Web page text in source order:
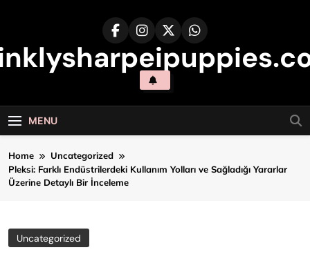
MENU
Home
Uncategorized
Pleksi: Farklı Endüstrilerdeki Kullanım Yolları ve Sağladığı Yararlar
Üzerine Detaylı Bir İnceleme
Uncategorized